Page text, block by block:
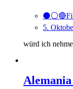
5.
würd ich
Alemania